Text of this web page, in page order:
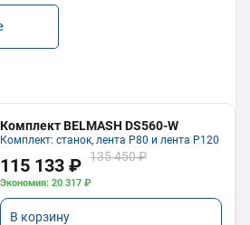
Комплект BELMASH DS560-W
Комплект: станок, лента P80 и лента P120
115 133 ₽ 135 450 ₽
Экономия: 20 317 ₽
В корзину